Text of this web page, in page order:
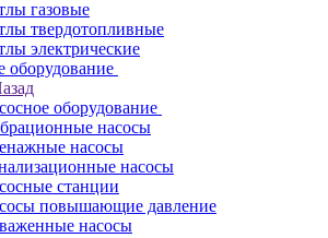
газовые
твердотопливные
электрические
оборудование
оборудование
насосы
насосы
насосы
станции
повышающие давление
насосы